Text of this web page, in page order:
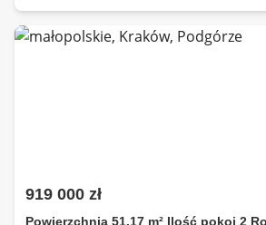
919 000 zł
Powierzchnia 51.17 m² Ilość pokoi 2